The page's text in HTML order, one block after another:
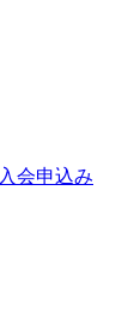
入会申込み